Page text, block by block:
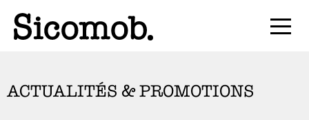
ACTUALITÉS & PROMOTIONS